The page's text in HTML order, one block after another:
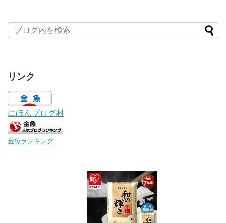
リンク
にほんブログ村
金魚ランキング